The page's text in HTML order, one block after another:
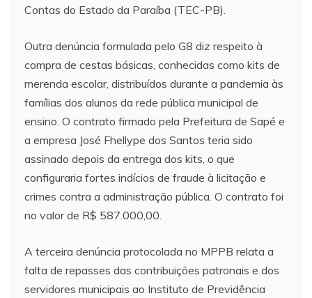
Contas do Estado da Paraíba (TEC-PB).
Outra denúncia formulada pelo G8 diz respeito à
compra de cestas básicas, conhecidas como kits de
merenda escolar, distribuídos durante a pandemia às
famílias dos alunos da rede pública municipal de
ensino. O contrato firmado pela Prefeitura de Sapé e
a empresa José Fhellype dos Santos teria sido
assinado depois da entrega dos kits, o que
configuraria fortes indícios de fraude à licitação e
crimes contra a administração pública. O contrato foi
no valor de R$ 587.000,00.
A terceira denúncia protocolada no MPPB relata a
falta de repasses das contribuições patronais e dos
servidores municipais ao Instituto de Previdência